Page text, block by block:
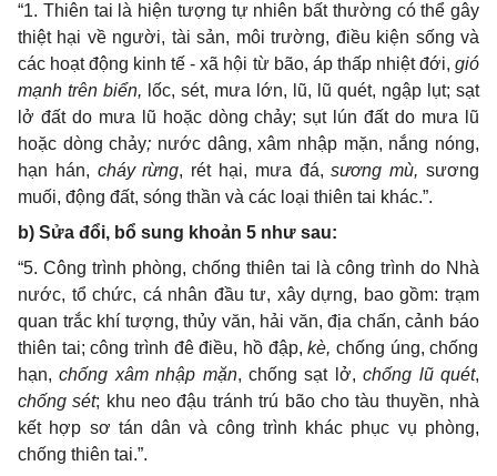
“1. Thiên tai là hiện tượng tự nhiên bất thường có thể gây
thiệt hại về người, tài sản, môi trường, điều kiện sống và
các hoạt động kinh tế - xã hội từ bão, áp thấp nhiệt đới, gió
mạnh trên biển, lốc, sét, mưa lớn, lũ, lũ quét, ngập lụt; sạt
lở đất do mưa lũ hoặc dòng chảy; sụt lún đất do mưa lũ
hoặc dòng chảy; nước dâng, xâm nhập mặn, nắng nóng,
hạn hán, cháy rừng, rét hại, mưa đá,sương mù, sương
muối, động đất, sóng thần và các loại thiên tai khác.”.
b) Sửa đổi, bổ sung khoản 5 như sau:
“5.Công trình phòng, chống thiên tai là công trình do Nhà
nước, tổ chức, cá nhân đầu tư, xây dựng, bao gồm: trạm
quan trắc khí tượng, thủy văn, hải văn, địa chấn, cảnh báo
thiên tai;công trình đê điều, hồ đập,kè, chống úng, chống
hạn,chống xâm nhập mặn, chống sạt lở,chống lũ quét,
chống sét; khu neo đậu tránh trú bão cho tàu thuyền, nhà
kết hợp sơ tán dân và công trình khác phục vụ phòng,
chống thiên tai.”.